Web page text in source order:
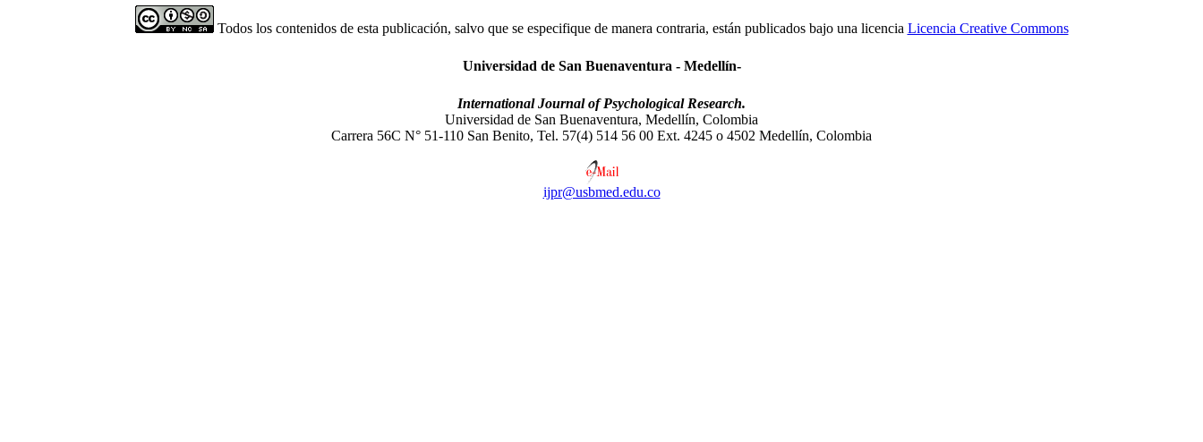
Todos los contenidos de esta publicación, salvo que se especifique de manera contraria, están publicados bajo una licencia Licencia Creative Commons
Universidad de San Buenaventura - Medellín-
International Journal of Psychological Research.
Universidad de San Buenaventura, Medellín, Colombia
Carrera 56C N° 51-110 San Benito, Tel. 57(4) 514 56 00 Ext. 4245 o 4502 Medellín, Colombia
ijpr@usbmed.edu.co